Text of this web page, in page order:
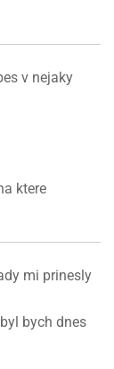
v nejaky
ktere
mi prinesly
bych dnes